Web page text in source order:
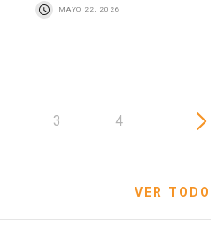
MAYO 22, 2026
3 4
VER TODO